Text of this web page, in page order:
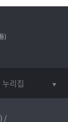
)
리집
/